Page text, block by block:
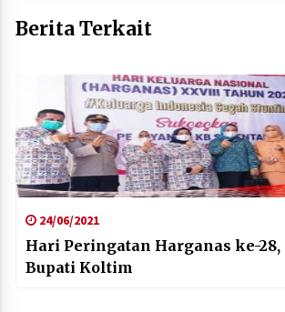
Berita Terkait
24/06/2021
Hari Peringatan Harganas ke-28,
Bupati Koltim